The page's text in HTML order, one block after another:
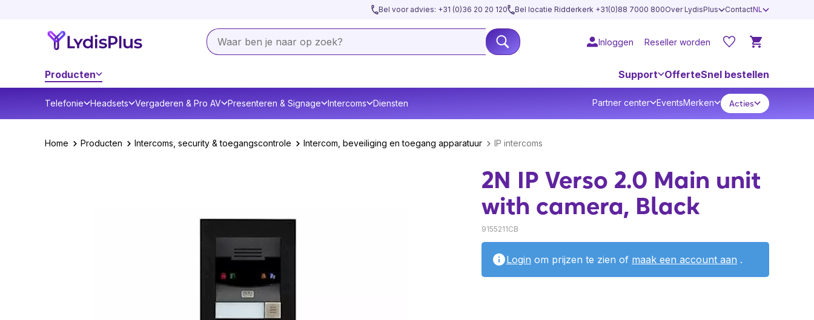
Bel voor advies: +31 (0)36 20 20 120 Bel locatie Ridderkerk +31(0)88 7000 800Over LydisPlus ContactNL
Inloggen Reseller worden
Producten Support OfferteSnel bestellen
Telefonie Headsets Vergaderen & Pro AV Presenteren & Signage Intercoms Diensten Partner center EventsMerken Acties
Home Producten Intercoms, security & toegangscontrole Intercom, beveiliging en toegang apparatuur IP intercoms
2N IP Verso 2.0 Main unit
with camera, Black
9155211CB
Login om prijzen te zien of maak een account aan .